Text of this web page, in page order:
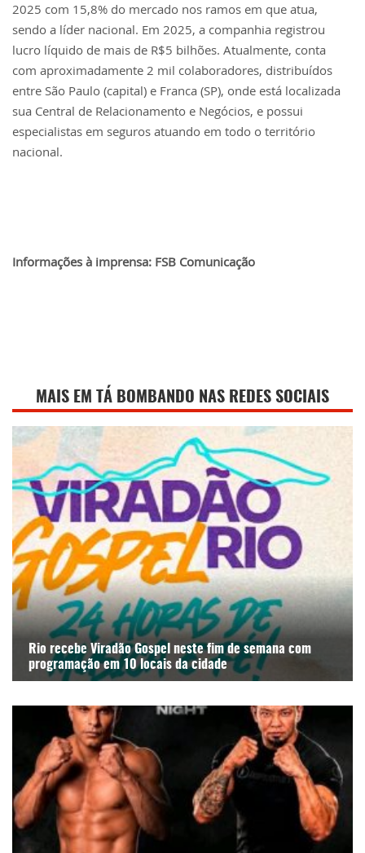
2025 com 15,8% do mercado nos ramos em que atua,
sendo a líder nacional. Em 2025, a companhia registrou
lucro líquido de mais de R$5 bilhões. Atualmente, conta
com aproximadamente 2 mil colaboradores, distribuídos
entre São Paulo (capital) e Franca (SP), onde está localizada
sua Central de Relacionamento e Negócios, e possui
especialistas em seguros atuando em todo o território
nacional.
Informações à imprensa: FSB Comunicação
MAIS EM TÁ BOMBANDO NAS REDES SOCIAIS
Rio recebe Viradão Gospel neste fim de semana com
programação em 10 locais da cidade